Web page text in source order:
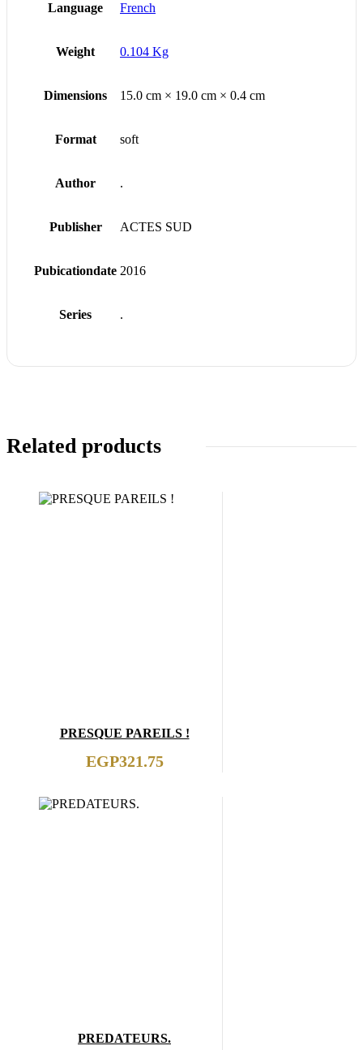
Language French
Weight 0.104 Kg
Dimensions 15.0 cm × 19.0 cm × 0.4 cm
Format soft
Author .
Publisher ACTES SUD
Pubicationdate 2016
Series .
Related products
PRESQUE PAREILS !
EGP321.75
PREDATEURS.